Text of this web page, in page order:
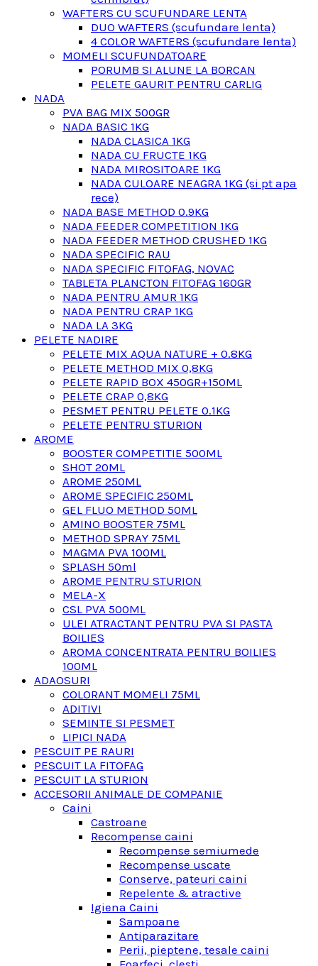
WAFTERS CU SCUFUNDARE LENTA
DUO WAFTERS (scufundare lenta)
4 COLOR WAFTERS (scufundare lenta)
MOMELI SCUFUNDATOARE
PORUMB SI ALUNE LA BORCAN
PELETE GAURIT PENTRU CARLIG
NADA
PVA BAG MIX 500GR
NADA BASIC 1KG
NADA CLASICA 1KG
NADA CU FRUCTE 1KG
NADA MIROSITOARE 1KG
NADA CULOARE NEAGRA 1KG (si pt apa
rece)
NADA BASE METHOD 0.9KG
NADA FEEDER COMPETITION 1KG
NADA FEEDER METHOD CRUSHED 1KG
NADA SPECIFIC RAU
NADA SPECIFIC FITOFAG, NOVAC
TABLETA PLANCTON FITOFAG 160GR
NADA PENTRU AMUR 1KG
NADA PENTRU CRAP 1KG
NADA LA 3KG
PELETE NADIRE
PELETE MIX AQUA NATURE + 0.8KG
PELETE METHOD MIX 0,8KG
PELETE RAPID BOX 450GR+150ML
PELETE CRAP 0,8KG
PESMET PENTRU PELETE 0.1KG
PELETE PENTRU STURION
AROME
BOOSTER COMPETITIE 500ML
SHOT 20ML
AROME 250ML
AROME SPECIFIC 250ML
GEL FLUO METHOD 50ML
AMINO BOOSTER 75ML
METHOD SPRAY 75ML
MAGMA PVA 100ML
SPLASH 50ml
AROME PENTRU STURION
MELA-X
CSL PVA 500ML
ULEI ATRACTANT PENTRU PVA SI PASTA
BOILIES
AROMA CONCENTRATA PENTRU BOILIES
100ML
ADAOSURI
COLORANT MOMELI 75ML
ADITIVI
SEMINTE SI PESMET
LIPICI NADA
PESCUIT PE RAURI
PESCUIT LA FITOFAG
PESCUIT LA STURION
ACCESORII ANIMALE DE COMPANIE
Caini
Castroane
Recompense caini
Recompense semiumede
Recompense uscate
Conserve, pateuri caini
Repelente & atractive
Igiena Caini
Sampoane
Antiparazitare
Perii, pieptene, tesale caini